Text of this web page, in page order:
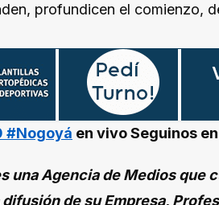
profundicen el comienzo,
#Nogoyá en vivoSeguinos
una Agencia de Medios
difusión de su Empresa,